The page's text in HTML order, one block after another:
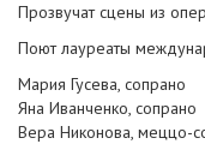
Прозвучат сцены из
Поют лауреаты
Мария Гусева, сопрано
Яна Иванченко, сопрано
Вера Никонова, меццо-